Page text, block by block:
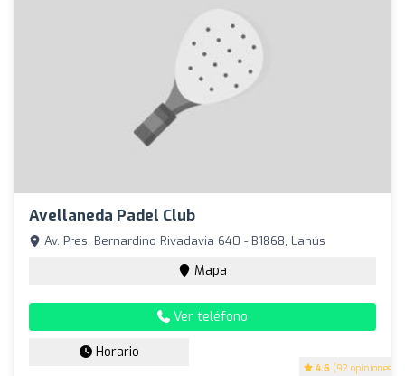
Avellaneda Padel Club
4.6 (92 opiniones)
Av. Pres. Bernardino Rivadavia 640 - B1868, Lanús
Mapa
Ver teléfono
Horario